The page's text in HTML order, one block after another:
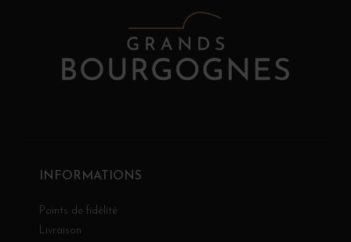
INFORMATIONS
Points de fidélité
Livraison